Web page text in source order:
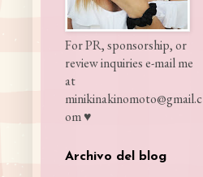
For PR, sponsorship, or
review inquiries e-mail me
at
minikinakinomoto@gmail.c
om ♥
Archivo del blog